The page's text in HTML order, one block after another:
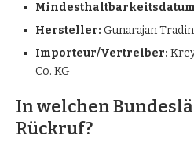
Hersteller: Gunarajan
Importeur/Vertreiber:
Co. KG
In welchen
Rückruf?